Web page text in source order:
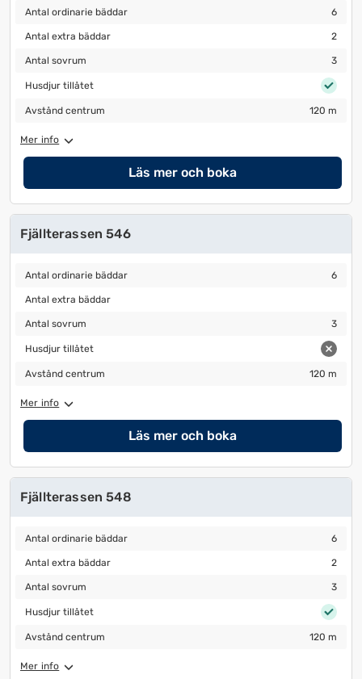
Antal ordinarie bäddar
Antal ordinarie bäddar 6
Antal extra bäddar
Antal extra bäddar 2
Antal sovrum
Antal sovrum 3
Husdjur tillåtet
Husdjur tillåtet
Avstånd centrum
Avstånd centrum 120 m
Mer info
Läs mer och boka
Fjällterassen 546
Antal ordinarie bäddar
Antal ordinarie bäddar 6
Antal extra bäddar
Antal extra bäddar
Antal sovrum
Antal sovrum 3
Husdjur tillåtet
Husdjur tillåtet
Avstånd centrum
Avstånd centrum 120 m
Mer info
Läs mer och boka
Fjällterassen 548
Antal ordinarie bäddar
Antal ordinarie bäddar 6
Antal extra bäddar
Antal extra bäddar 2
Antal sovrum
Antal sovrum 3
Husdjur tillåtet
Husdjur tillåtet
Avstånd centrum
Avstånd centrum 120 m
Mer info